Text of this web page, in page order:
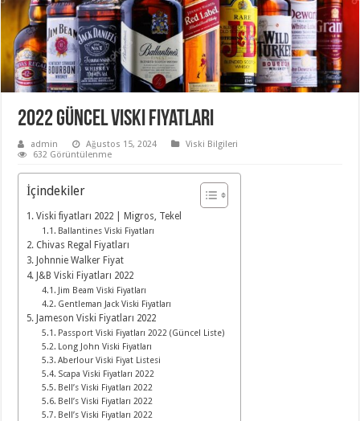
2022 Güncel Viski Fiyatları
admin Ağustos 15, 2024
Viski Bilgileri
632 Görüntülenme
İçindekiler
Viski fiyatları 2022 | Migros, Tekel
Ballantines Viski Fiyatları
Chivas Regal Fiyatları
Johnnie Walker Fiyat
J&B Viski Fiyatları 2022
Jim Beam Viski Fiyatları
Gentleman Jack Viski Fiyatları
Jameson Viski Fiyatları 2022
Passport Viski Fiyatları 2022 (Güncel Liste)
Long John Viski Fiyatları
Aberlour Viski Fiyat Listesi
Scapa Viski Fiyatları 2022
Bell’s Viski Fiyatları 2022
Bell’s Viski Fiyatları 2022
Bell’s Viski Fiyatları 2022